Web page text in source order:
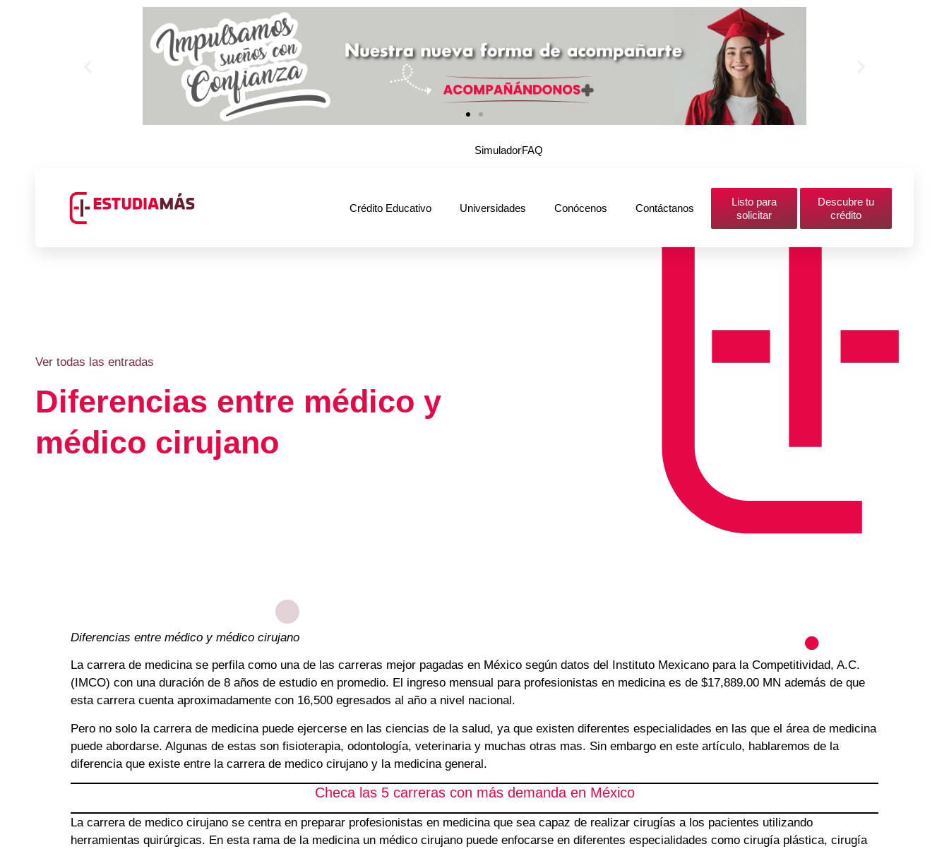
SimuladorFAQ
Crédito Educativo Universidades Conócenos Contáctanos
Listo para
solicitar
Descubre tu
crédito
Ver todas las entradas
Diferencias entre médico y
médico cirujano
Diferencias entre médico y médico cirujano
La carrera de medicina se perfila como una de las carreras mejor pagadas en México según datos del Instituto Mexicano para la Competitividad, A.C.
(IMCO) con una duración de 8 años de estudio en promedio. El ingreso mensual para profesionistas en medicina es de $17,889.00 MN además de que
esta carrera cuenta aproximadamente con 16,500 egresados al año a nivel nacional.
Pero no solo la carrera de medicina puede ejercerse en las ciencias de la salud, ya que existen diferentes especialidades en las que el área de medicina
puede abordarse. Algunas de estas son fisioterapia, odontología, veterinaria y muchas otras mas. Sin embargo en este artículo, hablaremos de la
diferencia que existe entre la carrera de medico cirujano y la medicina general.
Checa las 5 carreras con más demanda en México
La carrera de medico cirujano se centra en preparar profesionistas en medicina que sea capaz de realizar cirugías a los pacientes utilizando
herramientas quirúrgicas. En esta rama de la medicina un médico cirujano puede enfocarse en diferentes especialidades como cirugía plástica, cirugía